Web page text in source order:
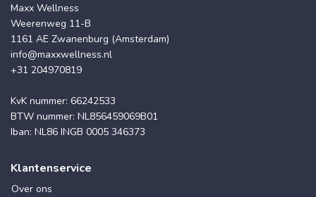
Maxx Wellness
Weerenweg 11-B
1161 AE Zwanenburg (Amsterdam)
info@maxxwellness.nl
+31 204970819
KvK nummer: 66242533
BTW nummer: NL856459069B01
Iban: NL86 INGB 0005 346373
Klantenservice
Over ons